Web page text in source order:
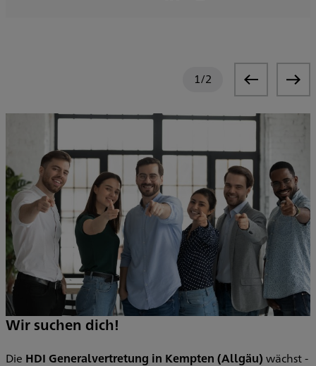
1/2
Wir suchen dich!
Die HDI Generalvertretung in Kempten (Allgäu) wächst -